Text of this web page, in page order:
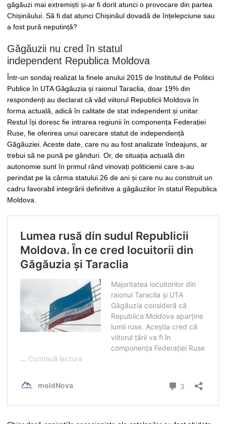
găgăuzi mai extremiști și-ar fi dorit atunci o provocare din partea
Chișinăului. Să fi dat atunci Chișinăul dovadă de înțelepciune sau
a fost pură neputință?
Găgăuzii nu cred în statul
independent Republica Moldova
Într-un sondaj realizat la finele anului 2015 de Institutul de Politici
Publice în UTA Găgăuzia și raionul Taraclia, doar 19% din
respondenți au declarat că văd viitorul Republicii Moldova în
forma actuală, adică în calitate de stat independent și unitar.
Restul își doresc fie intrarea regiunii în componența Federației
Ruse, fie oferirea unui oarecare statut de independență
Găgăuziei. Aceste date, care nu au fost analizate îndeajuns, ar
trebui să ne pună pe gânduri. Or, de situația actuală din
autonomie sunt în primul rând vinovați politicienii care s-au
perindat pe la cârma statului 26 de ani și care nu au construit un
cadru favorabil integrării definitive a găgăuzilor în statul Republica
Moldova.